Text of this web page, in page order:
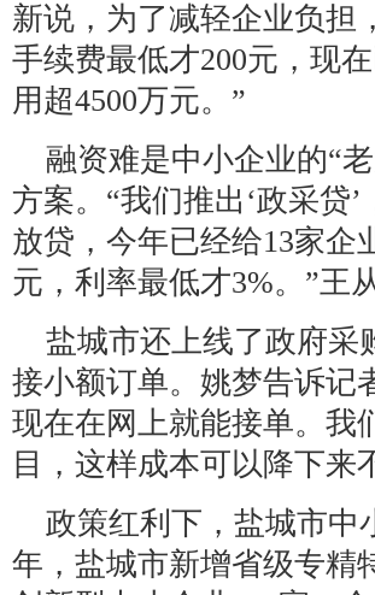
新说，为了减轻企业负担
手续费最低才200元，现
用超4500万元。”
融资难是中小企业的“
方案。“我们推出‘政采贷
放贷，今年已经给13家企
元，利率最低才3%。”王
盐城市还上线了政府采
接小额订单。姚梦告诉记
现在在网上就能接单。我
目，这样成本可以降下来
政策红利下，盐城市中
年，盐城市新增省级专精